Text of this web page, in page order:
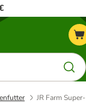
JR Farm